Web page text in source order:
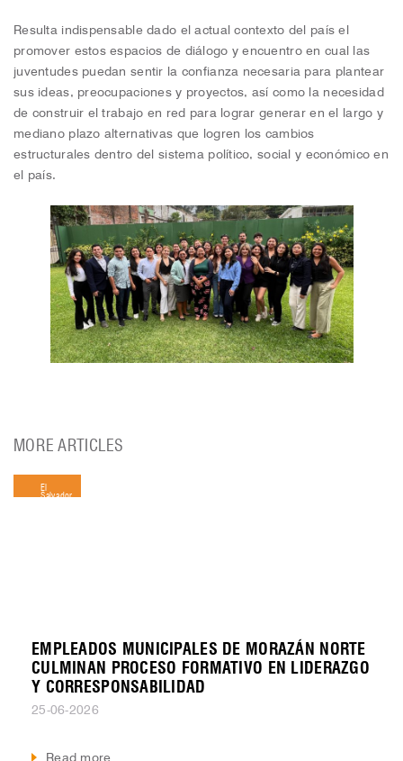
Resulta indispensable dado el actual contexto del país el
promover estos espacios de diálogo y encuentro en cual las
juventudes puedan sentir la confianza necesaria para plantear
sus ideas, preocupaciones y proyectos, así como la necesidad
de construir el trabajo en red para lograr generar en el largo y
mediano plazo alternativas que logren los cambios
estructurales dentro del sistema político, social y económico en
el país.
MORE ARTICLES
EMPLEADOS MUNICIPALES DE MORAZÁN NORTE
CULMINAN PROCESO FORMATIVO EN LIDERAZGO
Y CORRESPONSABILIDAD
25-06-2026
Read more
El
Salvador